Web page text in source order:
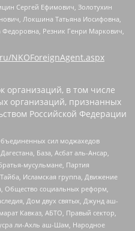
Сергей Ефимович, Золотухин
Локшина Татьяна Иосифовна,
Резник Генри Маркович,
NKOForeignAgent.aspx
в том числе
организаций, признанных
Российской Федерации
сил моджахедов
База, Асбат аль-Ансар,
мусульмане, Партия
Исламская группа, Движение
Общество социальных реформ,
Дом двух святых, Джунд аш-
Кавказ, АБТО, Правый сектор,
ли-Ахль аш-Шам, Народное